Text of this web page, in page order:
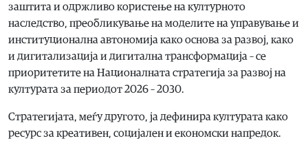
заштита и одржливо користење на културното
наследство, преобликување на моделите на управување и
институционална автономија како основа за развој, како
и дигитализација и дигитална трансформација – се
приоритетите на Националната стратегија за развој на
културата за периодот 2026 – 2030.
Стратегијата, меѓу другото, ја дефинира културата како
ресурс за креативен, социјален и економски напредок.